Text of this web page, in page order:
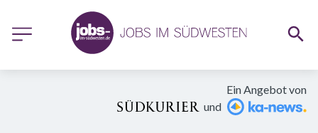
Ein Angebot von
und